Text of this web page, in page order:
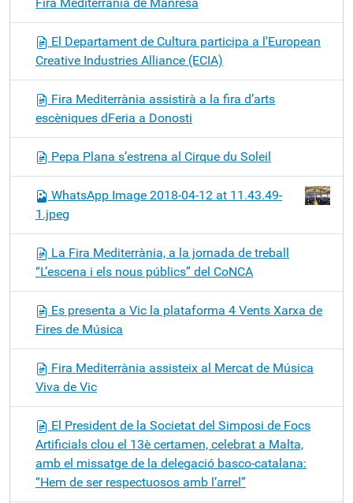
El Departament de Cultura participa a l'European
Creative Industries Alliance (ECIA)
Fira Mediterrània assistirà a la fira d’arts
escèniques dFeria a Donosti
Pepa Plana s’estrena al Cirque du Soleil
WhatsApp Image 2018-04-12 at 11.43.49-
1.jpeg
La Fira Mediterrània, a la jornada de treball
“L’escena i els nous públics” del CoNCA
Es presenta a Vic la plataforma 4 Vents Xarxa de
Fires de Música
Fira Mediterrània assisteix al Mercat de Música
Viva de Vic
El President de la Societat del Simposi de Focs
Artificials clou el 13è certamen, celebrat a Malta,
amb el missatge de la delegació basco-catalana:
“Hem de ser respectuosos amb l’arrel”